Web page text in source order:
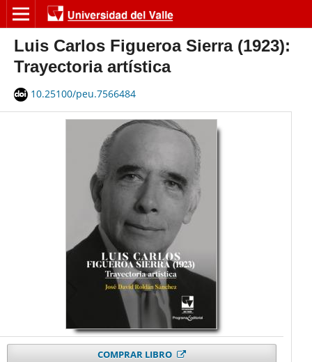
Luis Carlos Figueroa Sierra (1923):
Trayectoria artística
10.25100/peu.7566484
COMPRAR LIBRO